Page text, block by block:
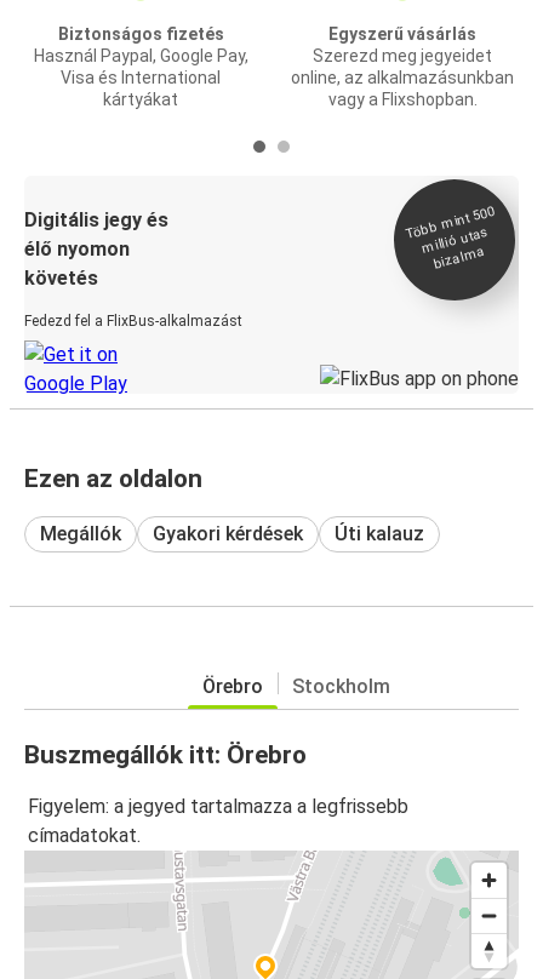
Biztonságos fizetés
Használ Paypal, Google Pay,
Visa és International
kártyákat
Egyszerű vásárlás
Szerezd meg jegyeidet
online, az alkalmazásunkban
vagy a Flixshopban.
Digitális jegy és
élő nyomon
követés
Fedezd fel a FlixBus-alkalmazást
Több
mint 500
millió utas
bizal
ma
Ezen az oldalon
Megállók Gyakori kérdések Úti kalauz
Örebro Stockholm
Buszmegállók itt: Örebro
Figyelem: a jegyed tartalmazza a legfrissebb
címadatokat.